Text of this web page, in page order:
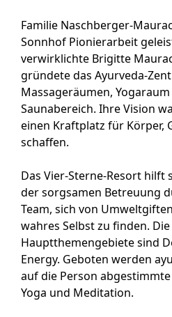
Familie Naschberger-
Sonnhof Pionierarbeit
verwirklichte Brigitte
gründete das Ayurveda-
Massageräumen,
Saunabereich. Ihre Vision
einen Kraftplatz für Körper,
schaffen.
Das Vier-Sterne-Resort hilft
der sorgsamen Betreuung
Team, sich von
wahres Selbst zu finden.
Hauptthemengebiete sind
Energy. Geboten werden
auf die Person
Yoga und Meditation.